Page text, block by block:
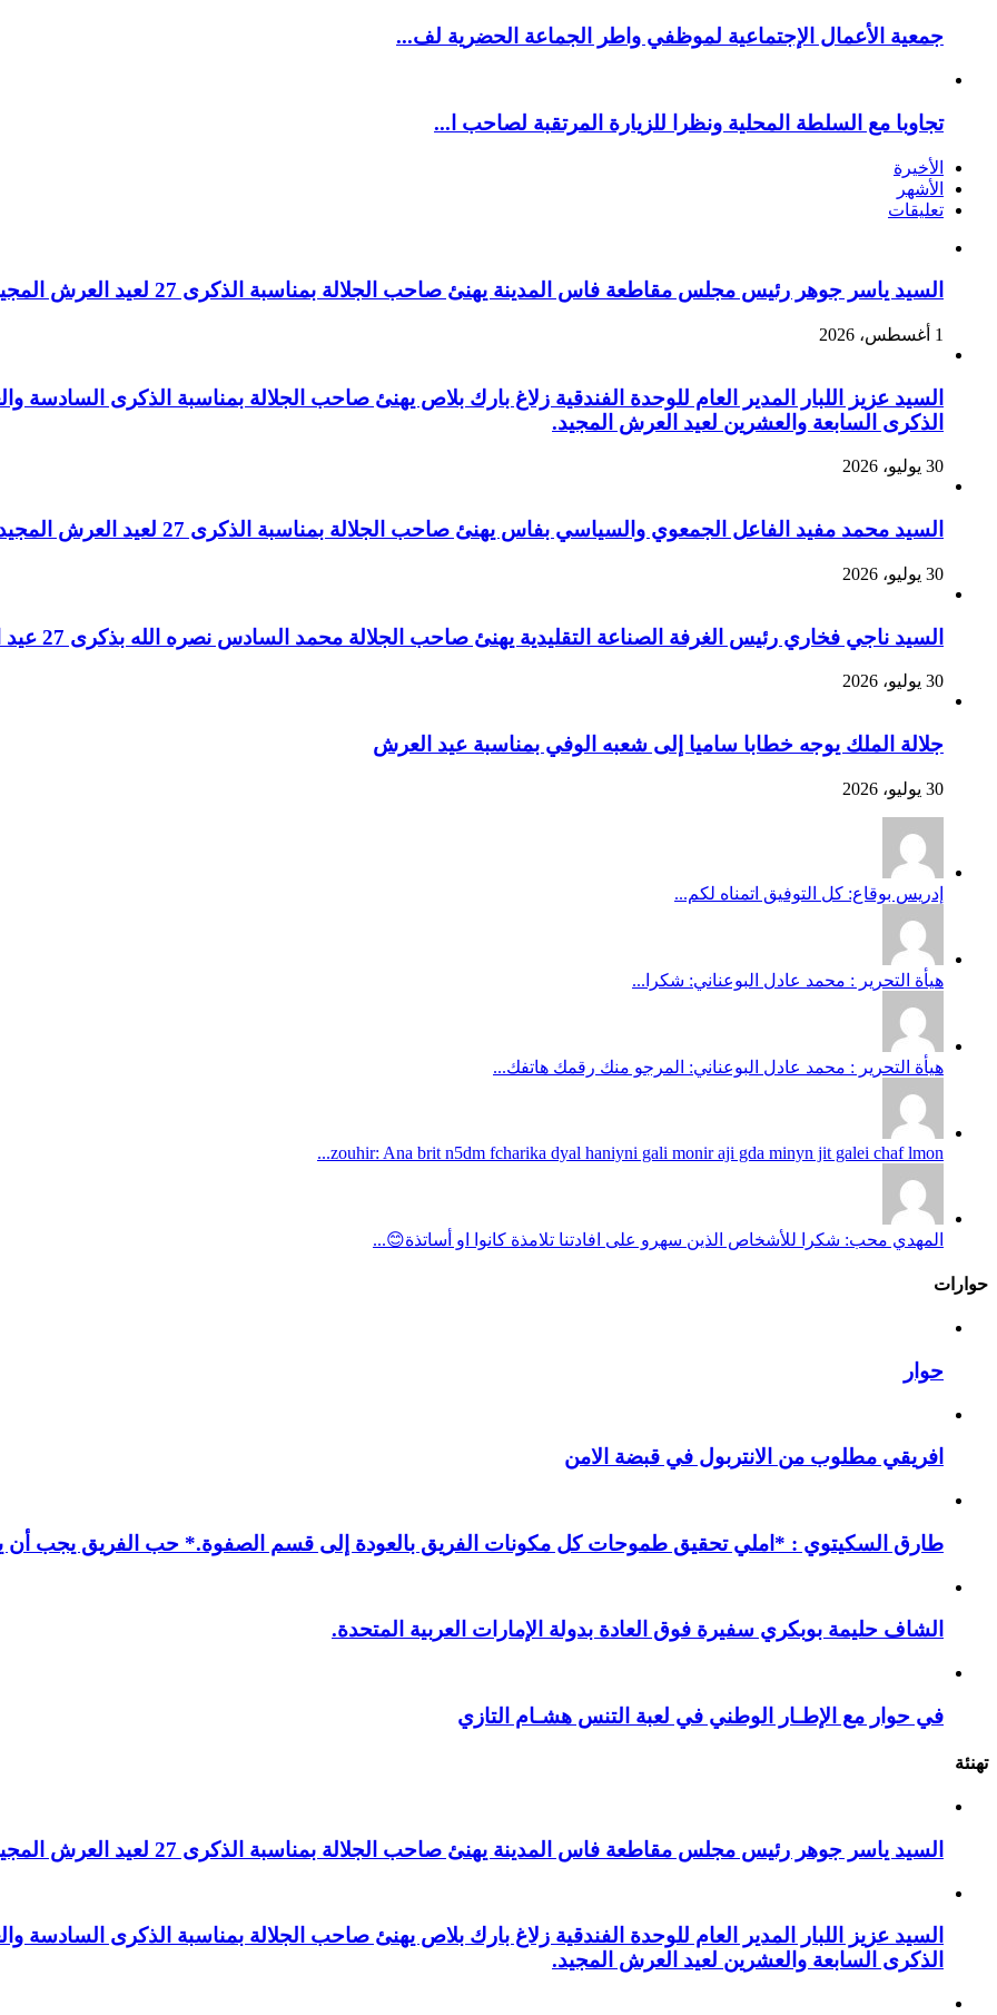
جمعية الأعمال الإجتماعية لموظفي واطر الجماعة الحضرية لف...
تجاوبا مع السلطة المحلية ونظرا للزيارة المرتقبة لصاحب ا...
الأخيرة
الأشهر
تعليقات
السيد ياسر جوهر رئيس مجلس مقاطعة فاس المدينة يهنئ صاحب الجلالة بمناسبة الذكرى 27 لعيد العرش المجيد.
1 أغسطس، 2026
السيد عزيز اللبار المدير العام للوحدة الفندقية زلاغ بارك بلاص يهنئ صاحب الجلالة بمناسبة الذكرى
الذكرى السابعة والعشرين لعيد العرش المجيد.
30 يوليو، 2026
السيد محمد مفيد الفاعل الجمعوي والسياسي بفاس يهنئ صاحب الجلالة بمناسبة الذكرى 27 لعيد العرش المجيد
30 يوليو، 2026
السيد ناجي فخاري رئيس الغرفة الصناعة التقليدية يهنئ صاحب الجلالة محمد السادس نصره الله بذكرى 27 عيد العرش المجيد
30 يوليو، 2026
جلالة الملك يوجه خطابا ساميا إلى شعبه الوفي بمناسبة عيد العرش
30 يوليو، 2026
إدريس بوقاع: كل التوفيق اتمناه لكم...
هيأة التحرير : محمد عادل البوعناني: شكرا...
هيأة التحرير : محمد عادل البوعناني: المرجو منك رقمك هاتفك...
zouhir: Ana brit n5dm fcharika dyal haniyni gali monir aji gda minyn jit galei chaf lmon...
المهدي محب: شكرا للأشخاص الذين سهرو على افادتنا تلامذة كانوا او أساتذة😊...
حوارات
حوار
افريقي مطلوب من الانتربول في قبضة الامن
طارق السكيتوي : *املي تحقيق طموحات كل مكونات الفريق بالعودة إلى قسم الصفوة.* حب الفريق يجب أن
الشاف حليمة بوبكري سفيرة فوق العادة بدولة الإمارات العربية المتحدة.
في حوار مع الإطـار الوطني في لعبة التنس هشـام التازي
تهنئة
السيد ياسر جوهر رئيس مجلس مقاطعة فاس المدينة يهنئ صاحب الجلالة بمناسبة الذكرى 27 لعيد العرش المجيد.
السيد عزيز اللبار المدير العام للوحدة الفندقية زلاغ بارك بلاص يهنئ صاحب الجلالة بمناسبة الذكرى
الذكرى السابعة والعشرين لعيد العرش المجيد.